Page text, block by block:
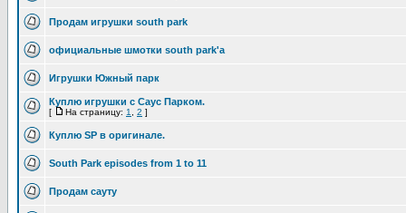
Продам игрушки south park
официальные шмотки south park'a
Игрушки Южный парк
Куплю игрушки с Саус Парком.
[ На страницу: 1 2 ]
Куплю SP в оригинале.
South Park episodes from 1 to 11
Продам сауту